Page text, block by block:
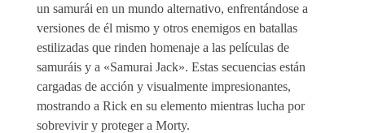
un samurái en un mundo alternativo, enfrentándose a
versiones de él mismo y otros enemigos en batallas
estilizadas que rinden homenaje a las películas de
samuráis y a «Samurai Jack». Estas secuencias están
cargadas de acción y visualmente impresionantes,
mostrando a Rick en su elemento mientras lucha por
sobrevivir y proteger a Morty.